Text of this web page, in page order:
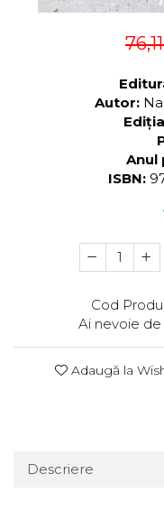
Autor:
Anul
ISBN:
Cod
Ai nevoie
Adaugă la
Descriere